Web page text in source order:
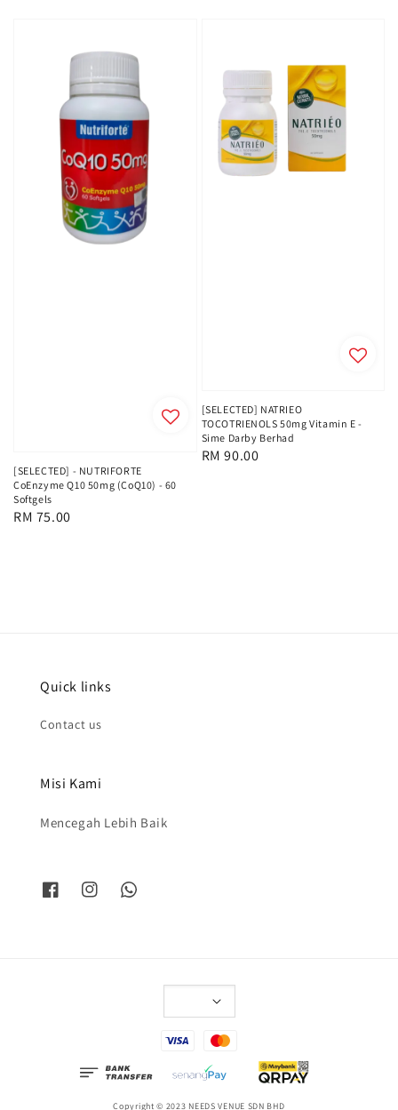
[SELECTED] - NUTRIFORTE
CoEnzyme Q10 50mg (CoQ10) - 60
Softgels
Regular
RM 75.00
[SELECTED] NATRIEO
TOCOTRIENOLS 50mg Vitamin E -
Sime Darby Berhad
Regular
RM 90.00
Quick links
Contact us
Misi Kami
Mencegah Lebih Baik
Copyright © 2023 NEEDS VENUE SDN BHD